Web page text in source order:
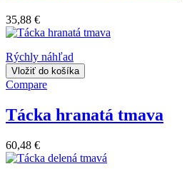
35,88 €
Rýchly náhľad
Vložiť do košíka
Compare
Tácka hranatá tmava
60,48 €